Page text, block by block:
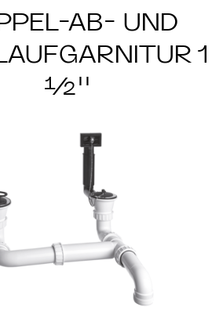
AB- UND
1
½''